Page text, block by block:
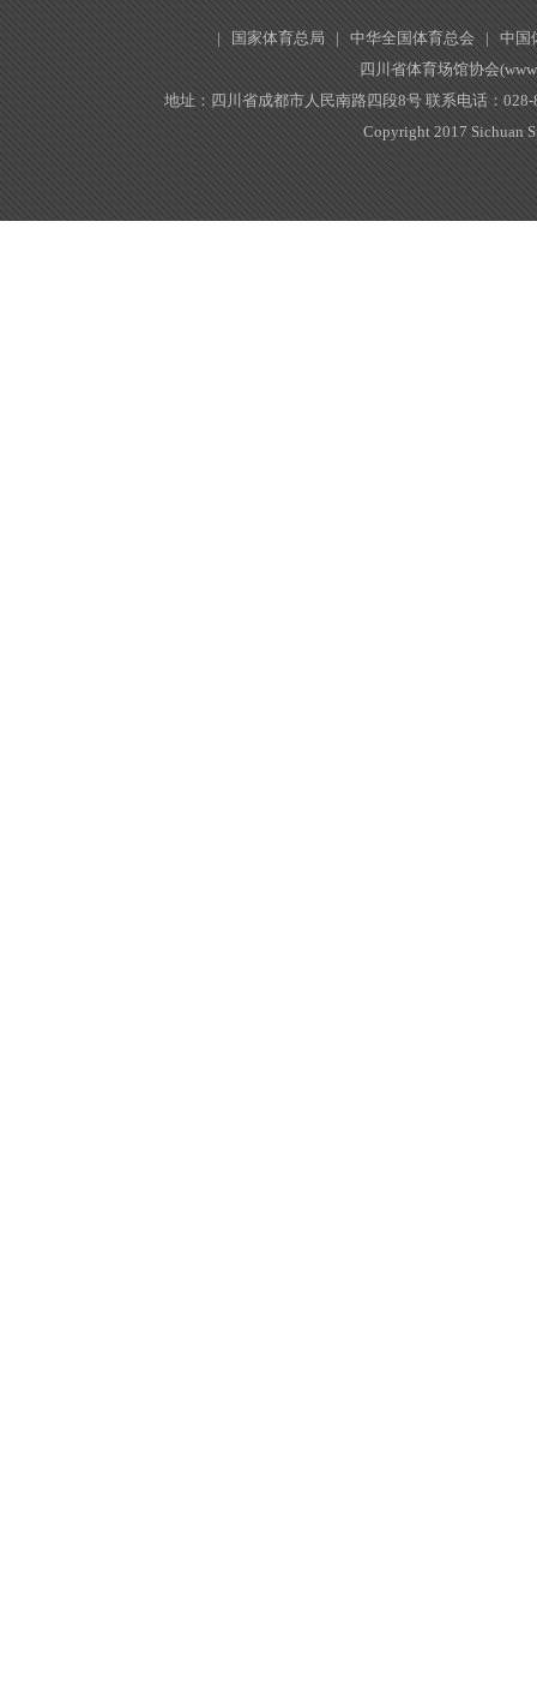
| 国家体育总局 | 中华全国体育总会 | 中国
四川省体育场馆协会
地址：四川省成都市人民南路四段8号 联系电话：
Copyright 2017 Sichuan